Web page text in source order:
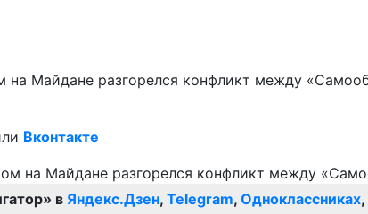
Майдане разгорелся конфликт между
Вконтакте
в Яндекс.Дзен, Telegram, Одноклассниках,